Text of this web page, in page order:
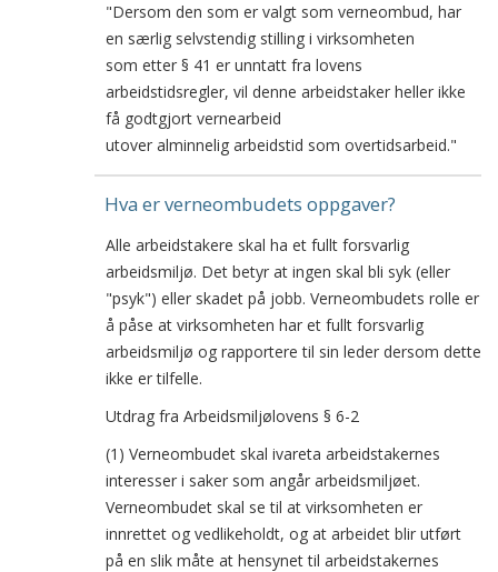
"Dersom den som er valgt som verneombud, har
en særlig selvstendig stilling i virksomheten
som etter § 41 er unntatt fra lovens
arbeidstidsregler, vil denne arbeidstaker heller ikke
få godtgjort vernearbeid
utover alminnelig arbeidstid som overtidsarbeid."
Hva er verneombudets oppgaver?
Alle arbeidstakere skal ha et fullt forsvarlig
arbeidsmiljø. Det betyr at ingen skal bli syk (eller
"psyk") eller skadet på jobb. Verneombudets rolle er
å påse at virksomheten har et fullt forsvarlig
arbeidsmiljø og rapportere til sin leder dersom dette
ikke er tilfelle.
Utdrag fra Arbeidsmiljølovens § 6-2
(1) Verneombudet skal ivareta arbeidstakernes
interesser i saker som angår arbeidsmiljøet.
Verneombudet skal se til at virksomheten er
innrettet og vedlikeholdt, og at arbeidet blir utført
på en slik måte at hensynet til arbeidstakernes